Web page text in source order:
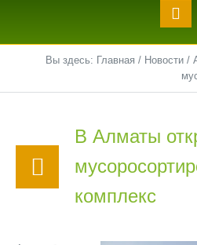
Вы здесь: Главная / Новости /
В Алматы
комплекс